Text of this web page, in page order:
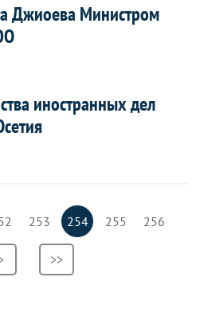
Джиоева Министром
иностранных дел
Страница
253
Текущая
страница
254 Страница
255 Страница
256
Последняя
>>